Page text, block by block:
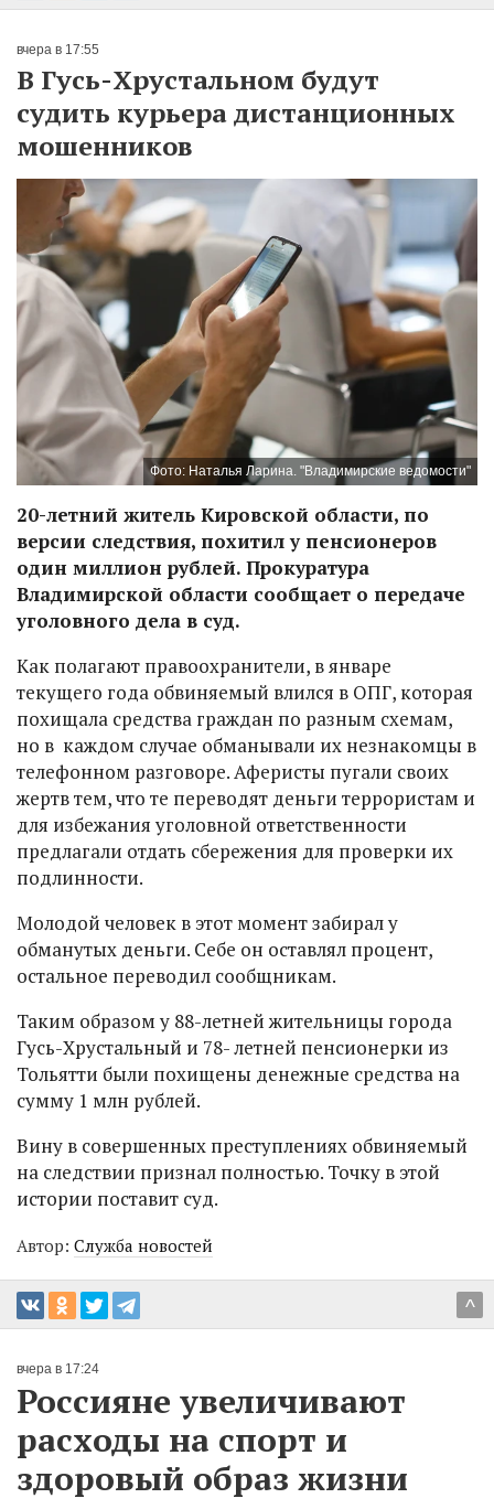
вчера в 17:55
В Гусь-Хрустальном будут
судить курьера дистанционных
мошенников
Фото: Наталья Ларина. "Владимирские ведомости"
20-летний житель Кировской области, по
версии следствия, похитил у пенсионеров
один миллион рублей. Прокуратура
Владимирской области сообщает о передаче
уголовного дела в суд.
Как полагают правоохранители, в январе
текущего года обвиняемый влился в ОПГ, которая
похищала средства граждан по разным схемам,
но в каждом случае обманывали их незнакомцы в
телефонном разговоре. Аферисты пугали своих
жертв тем, что те переводят деньги террористам и
для избежания уголовной ответственности
предлагали отдать сбережения для проверки их
подлинности.
Молодой человек в этот момент забирал у
обманутых деньги. Себе он оставлял процент,
остальное переводил сообщникам.
Таким образом у 88-летней жительницы города
Гусь-Хрустальный и 78- летней пенсионерки из
Тольятти были похищены денежные средства на
сумму 1 млн рублей.
Вину в совершенных преступлениях обвиняемый
на следствии признал полностью. Точку в этой
истории поставит суд.
Автор: Служба новостей
^
вчера в 17:24
Россияне увеличивают
расходы на спорт и
здоровый образ жизни